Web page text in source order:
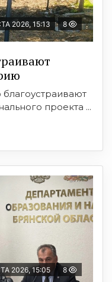
2026, 15:13 8
проекта ...
2026, 15:05 8